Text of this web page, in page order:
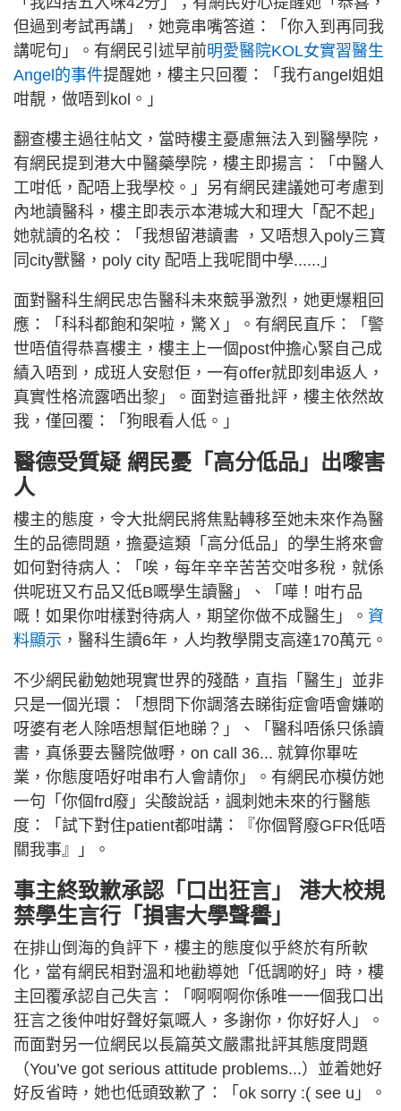
但過到考試再講」，她竟串嘴答道：「你入到再同我
講呢句」。有網民引述早前明愛醫院KOL女實習醫生
Angel的事件提醒她，樓主只回覆：「我冇angel姐姐
咁靚，做唔到kol。」
翻查樓主過往帖文，當時樓主憂慮無法入到醫學院，
有網民提到港大中醫藥學院，樓主即揚言：「中醫人
工咁低，配唔上我學校。」另有網民建議她可考慮到
內地讀醫科，樓主即表示本港城大和理大「配不起」
她就讀的名校：「我想留港讀書 ，又唔想入poly三寶
同city獸醫，poly city 配唔上我呢間中學......」
面對醫科生網民忠告醫科未來競爭激烈，她更爆粗回
應：「科科都飽和架啦，驚Ｘ」。有網民直斥：「警
世唔值得恭喜樓主，樓主上一個post仲擔心緊自己成
績入唔到，成班人安慰佢，一有offer就即刻串返人，
真實性格流露哂出黎」。面對這番批評，樓主依然故
我，僅回覆：「狗眼看人低。」
醫德受質疑 網民憂「高分低品」出嚟害
人
樓主的態度，令大批網民將焦點轉移至她未來作為醫
生的品德問題，擔憂這類「高分低品」的學生將來會
如何對待病人：「唉，每年辛辛苦苦交咁多稅，就係
供呢班又冇品又低B嘅學生讀醫」、「嘩！咁冇品
嘅！如果你咁樣對待病人，期望你做不成醫生」。 資
料顯示 ，醫科生讀6年，人均教學開支高達170萬元。
不少網民勸勉她現實世界的殘酷，直指「醫生」並非
只是一個光環：「想問下你調落去睇街症會唔會嫌啲
呀婆有老人除唔想幫佢地睇？」、「醫科唔係只係讀
書，真係要去醫院做嘢，on call 36... 就算你畢咗
業，你態度唔好咁串冇人會請你」。有網民亦模仿她
一句「你個frd廢」尖酸說話，諷刺她未來的行醫態
度：「試下對住patient都咁講：『你個腎廢GFR低唔
關我事』」。
事主終致歉承認「口出狂言」 港大校規
禁學生言行「損害大學聲譽」
在排山倒海的負評下，樓主的態度似乎終於有所軟
化，當有網民相對溫和地勸導她「低調啲好」時，樓
主回覆承認自己失言：「啊啊啊你係唯一一個我口出
狂言之後仲咁好聲好氣嘅人，多謝你，你好好人」。
而面對另一位網民以長篇英文嚴肅批評其態度問題
（You’ve got serious attitude problems...）並着她好
好反省時，她也低頭致歉了：「ok sorry :( see u」。